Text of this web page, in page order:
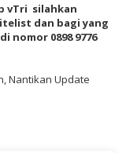
vTri silahkan
dan bagi yang
nomor 0898 9776
Nantikan Update